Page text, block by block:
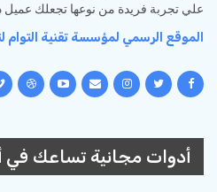
علي تجربة فريدة من نوعها تجعلك عميل
الموقع الرسمي لمؤسسة تقنية التوام
أدوات مجانية تساعك في